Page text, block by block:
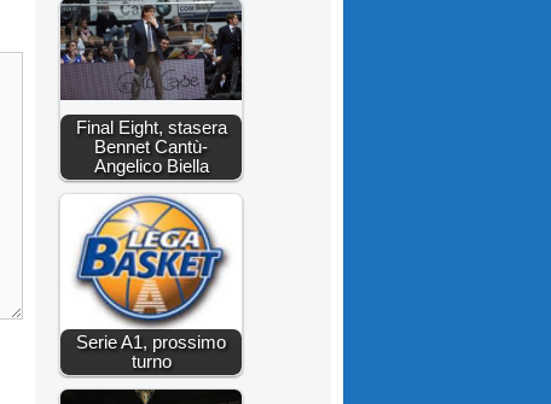
Final Eight, stasera
Bennet Cantù-
Angelico Biella
Serie A1, prossimo
turno